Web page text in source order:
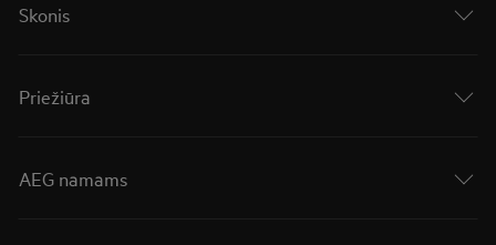
Skonis
Priežiūra
AEG namams